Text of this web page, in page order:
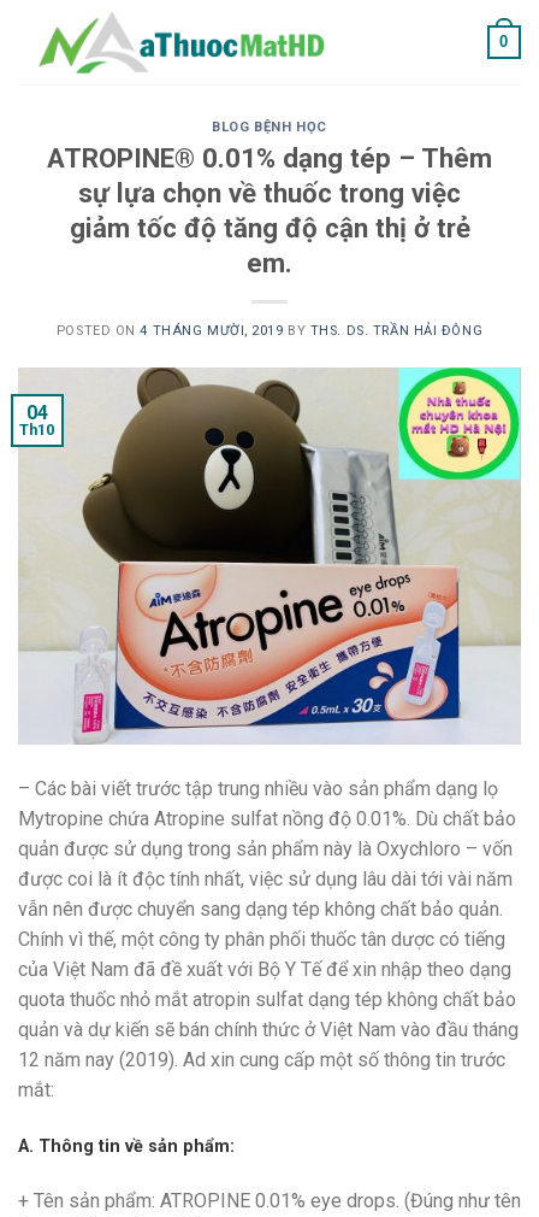
content
0
BLOG BỆNH HỌC
ATROPINE® 0.01% dạng tép – Thêm
sự lựa chọn về thuốc trong việc
giảm tốc độ tăng độ cận thị ở trẻ
em.
POSTED ON4 THÁNG MƯỜI, 2019 BY THS. DS. TRẦN HẢI ĐÔNG
04
Th10
– Các bài viết trước tập trung nhiều vào sản phẩm dạng lọ
Mytropine chứa Atropine sulfat nồng độ 0.01%. Dù chất bảo
quản được sử dụng trong sản phẩm này là Oxychloro – vốn
được coi là ít độc tính nhất, việc sử dụng lâu dài tới vài năm
vẫn nên được chuyển sang dạng tép không chất bảo quản.
Chính vì thế, một công ty phân phối thuốc tân dược có tiếng
của Việt Nam đã đề xuất với Bộ Y Tế để xin nhập theo dạng
quota thuốc nhỏ mắt atropin sulfat dạng tép không chất bảo
quản và dự kiến sẽ bán chính thức ở Việt Nam vào đầu tháng
12 năm nay (2019). Ad xin cung cấp một số thông tin trước
mắt:
A. Thông tin về sản phẩm:
+ Tên sản phẩm: ATROPINE 0.01% eye drops. (Đúng như tên